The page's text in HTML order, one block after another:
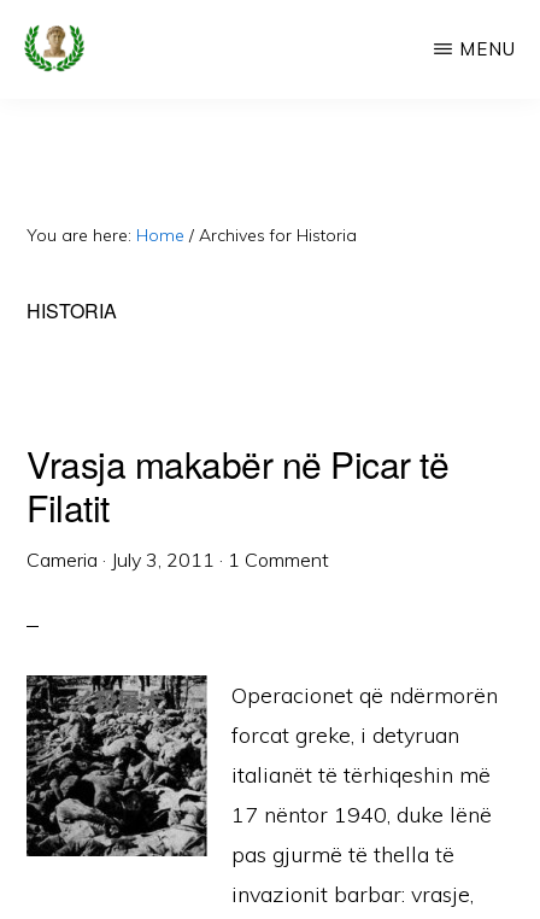
Skip
Faqe
Dedikuar
MENU
You are here: Home / Archives for Historia
HISTORIA
Vrasja makabër në Picar të
Filatit
Cameria · July 3, 2011 · 1 Comment
Operacionet që ndërmorën
forcat greke, i detyruan
italianët të tërhiqeshin më
17 nëntor 1940, duke lënë
pas gjurmë të thella të
invazionit barbar: vrasje,